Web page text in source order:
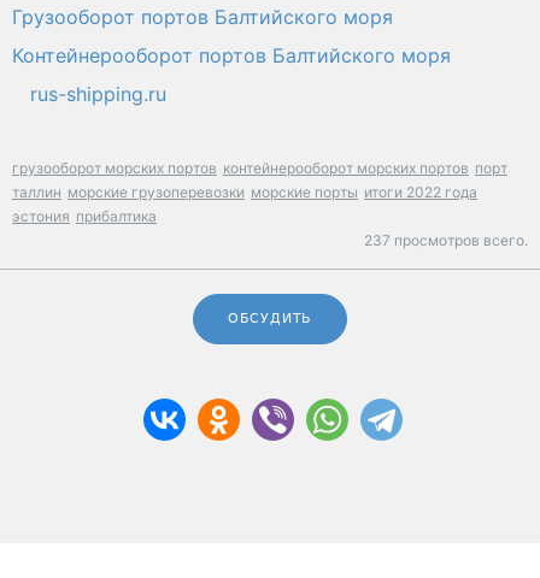
Грузооборот портов Балтийского моря
Контейнерооборот портов Балтийского моря
rus-shipping.ru
грузооборот морских портов контейнерооборот морских портов порт
таллин морские грузоперевозки морские порты итоги 2022 года
эстония прибалтика
237 просмотров всего.
ОБСУДИТЬ